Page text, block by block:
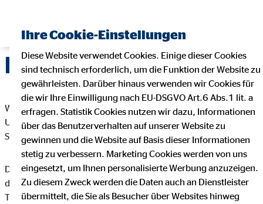
Datenschutz
Wir freuen uns sehr über Ihr Interesse an unserem
Unternehmen. Datenschutz hat einen besonders hohen
Stellenwert bei der OVB Vermögensberatung AG.
Die Verarbeitung personenbezogener Daten, beispielsweise
des Namens, der Anschrift, E-Mail-Adresse oder
Telefonnummer einer betroffenen Person, erfolgt stets im
Ihre Cookie-Einstellungen
Diese Website verwendet Cookies. Einige dieser Cookies
sind technisch erforderlich, um die Funktion der Website zu
gewährleisten. Darüber hinaus verwenden wir Cookies für
die wir Ihre Einwilligung nach EU-DSGVO Art.6 Abs.1 lit. a
erfragen. Statistik Cookies nutzen wir dazu, Informationen
über das Benutzerverhalten auf unserer Website zu
gewinnen und die Website auf Basis dieser Informationen
stetig zu verbessern. Marketing Cookies werden von uns
eingesetzt, um Ihnen personalisierte Werbung anzuzeigen.
Zu diesem Zweck werden die Daten auch an Dienstleister
übermittelt, die Sie als Besucher über Websites hinweg